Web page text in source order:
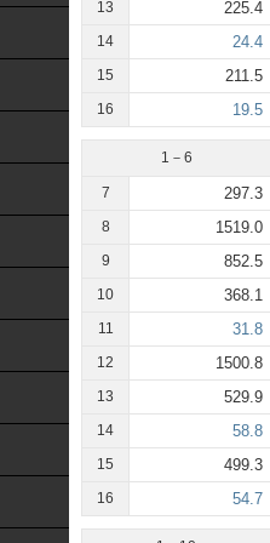
13 225.4
14 24.4
15 211.5
16 19.5
1－6
7 297.3
8 1519.0
9 852.5
10 368.1
11 31.8
12 1500.8
13 529.9
14 58.8
15 499.3
16 54.7